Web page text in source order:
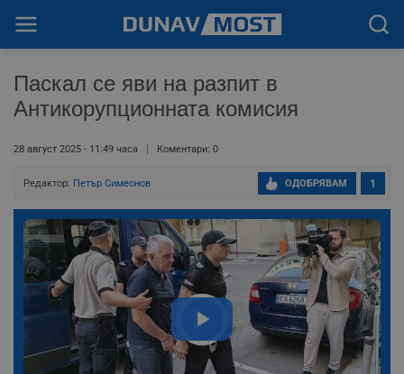
Паскал се яви на разпит в
Антикорупционната комисия
28 август 2025 - 11:49 часа Коментари: 0
Редактор: Петър Симеонов 1
ОДОБРЯВАМ